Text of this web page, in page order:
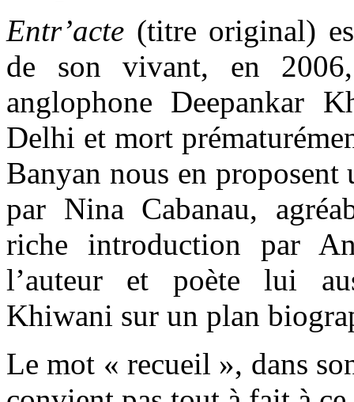
Entr’acte (titre original)
de son vivant, en
anglophone Deepankar
Delhi et mort
Banyan nous en
par Nina Cabanau,
riche introduction par
l’auteur et poète lui
Khiwani sur un plan
Le mot « recueil », dans